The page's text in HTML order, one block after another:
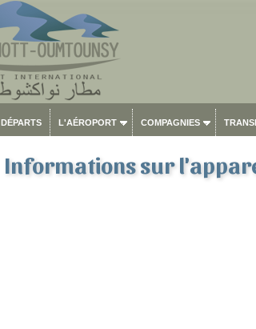
DÉPARTS L'AÉROPORT COMPAGNIES
Informations sur